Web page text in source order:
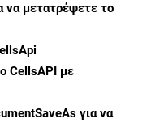
να μετατρέψετε το
CellsAPI με
για να